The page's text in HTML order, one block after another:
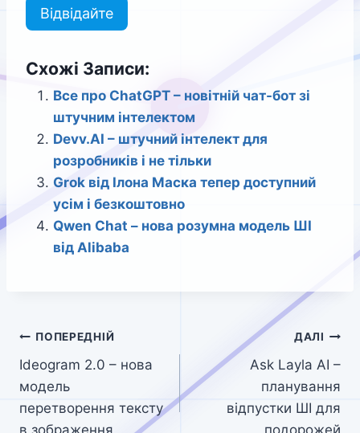
Відвідайте
Схожі Записи:
Все про ChatGPT – новітній чат-бот зі
штучним інтелектом
Devv.AI – штучний інтелект для
розробників і не тільки
Grok від Ілона Маска тепер доступний
усім і безкоштовно
Qwen Chat – нова розумна модель ШІ
від Alibaba
Навігація
записів
ПОПЕРЕДНІЙ
Ideogram 2.0 – нова
модель
перетворення тексту
в зображення
ДАЛІ
Ask Layla AI –
планування
відпустки ШІ для
подорожей